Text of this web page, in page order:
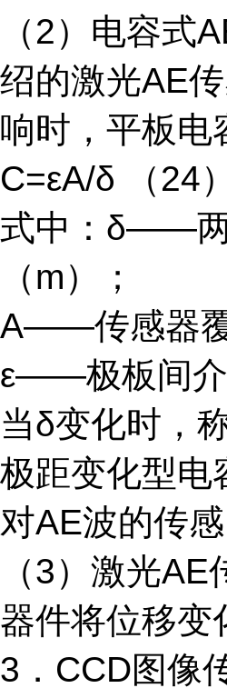
（2）电容式
绍的激光AE
响时，平板电
C=εA/δ （24）
式中：δ——两
（m）；
A——传感器
ε——极板间介
当δ变化时，
极距变化型电
对AE波的传感
（3）激光
器件将位移变
3．CCD图像